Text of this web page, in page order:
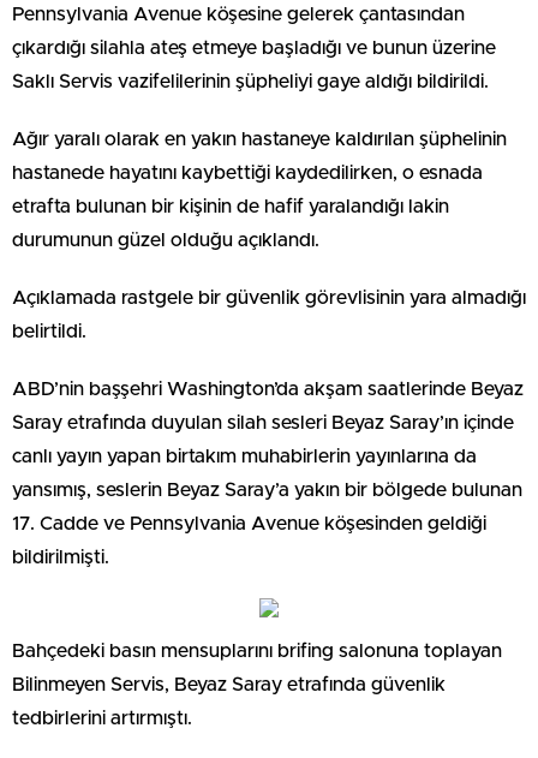
Pennsylvania Avenue köşesine gelerek çantasından
çıkardığı silahla ateş etmeye başladığı ve bunun üzerine
Saklı Servis vazifelilerinin şüpheliyi gaye aldığı bildirildi.
Ağır yaralı olarak en yakın hastaneye kaldırılan şüphelinin
hastanede hayatını kaybettiği kaydedilirken, o esnada
etrafta bulunan bir kişinin de hafif yaralandığı lakin
durumunun güzel olduğu açıklandı.
Açıklamada rastgele bir güvenlik görevlisinin yara almadığı
belirtildi.
ABD’nin başşehri Washington’da akşam saatlerinde Beyaz
Saray etrafında duyulan silah sesleri Beyaz Saray’ın içinde
canlı yayın yapan birtakım muhabirlerin yayınlarına da
yansımış, seslerin Beyaz Saray’a yakın bir bölgede bulunan
17. Cadde ve Pennsylvania Avenue köşesinden geldiği
bildirilmişti.
Bahçedeki basın mensuplarını brifing salonuna toplayan
Bilinmeyen Servis, Beyaz Saray etrafında güvenlik
tedbirlerini artırmıştı.